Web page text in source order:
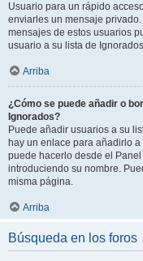
Usuario para un rápido
enviarles un mensaje
mensajes de estos usuarios
usuario a su lista de
Arriba
¿Cómo se puede añadir o
Ignorados?
Puede añadir usuarios a su
hay un enlace para añadirlo
puede hacerlo desde el
introduciendo su nombre.
misma página.
Arriba
Búsqueda en los foros